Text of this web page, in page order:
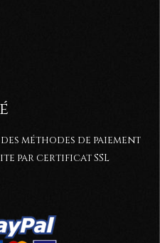
méthodes de paiement
par certificat SSL